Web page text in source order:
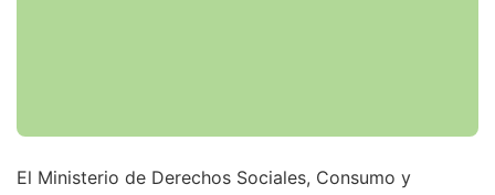
El Ministerio de Derechos Sociales, Consumo y